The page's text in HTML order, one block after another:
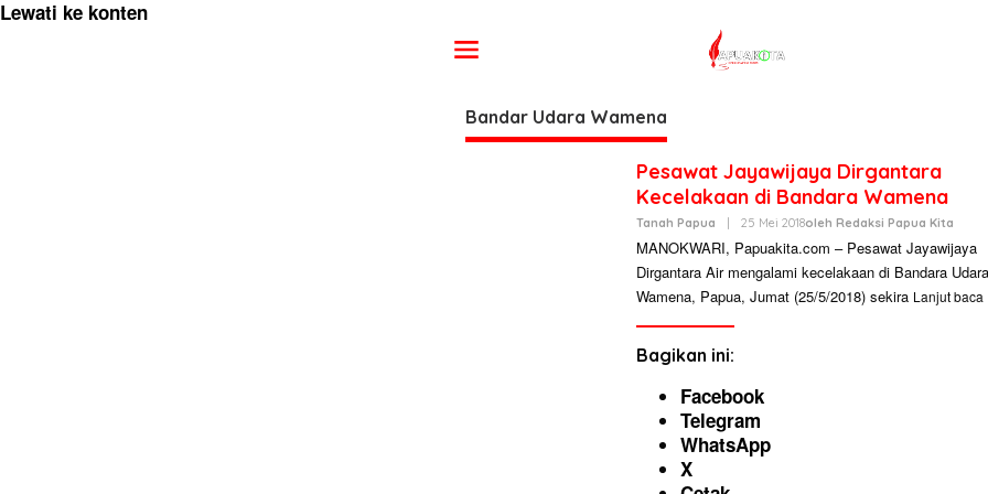
Lewati ke konten
Bandar Udara Wamena
Pesawat Jayawijaya Dirgantara
Kecelakaan di Bandara Wamena
Tanah Papua 25 Mei 2018Oleh Redaksi Papua Kita
MANOKWARI, Papuakita.com – Pesawat Jayawijaya
Dirgantara Air mengalami kecelakaan di Bandara Udara
Wamena, Papua, Jumat (25/5/2018) sekira Lanjut baca
Bagikan ini:
Facebook
Telegram
WhatsApp
X